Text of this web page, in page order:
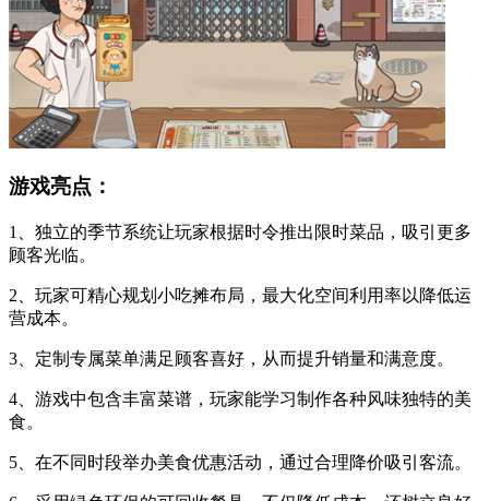
游戏亮点：
1、独立的季节系统让玩家根据时令推出限时菜品，吸引更多
顾客光临。
2、玩家可精心规划小吃摊布局，最大化空间利用率以降低运
营成本。
3、定制专属菜单满足顾客喜好，从而提升销量和满意度。
4、游戏中包含丰富菜谱，玩家能学习制作各种风味独特的美
食。
5、在不同时段举办美食优惠活动，通过合理降价吸引客流。